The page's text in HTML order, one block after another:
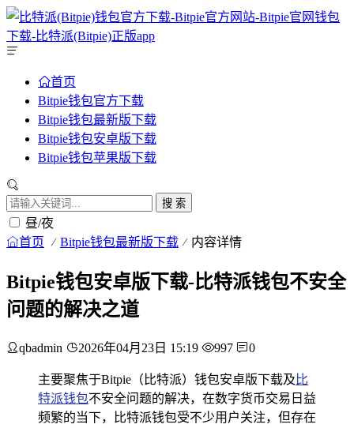
首页
Bitpie钱包官方下载
Bitpie钱包最新版下载
Bitpie钱包安卓版下载
Bitpie钱包苹果版下载
搜 索
昼/夜
首页 Bitpie钱包最新版下载 内容详情
Bitpie钱包安卓版下载-比特派钱包不安全
问题的解决之道
qbadmin 2026年04月23日 15:19 997 0
主要聚焦于Bitpie（比特派）钱包安卓版下载及 比
特派钱包不安全问题的解决，在数字货币交易日益
频繁的当下，比特派钱包受不少用户关注，但存在